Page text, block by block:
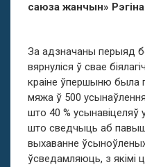
саюза жанчын»
За адзначаны перыяд
вярнуліся ў свае
краіне ўпершыню была
мяжа ў 500
што 40 %
што сведчыць аб
выхаванне
ўсведамляюць, з якімі